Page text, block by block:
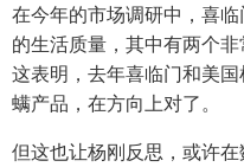
在今年的市场调研中，喜
的生活质量，其中有两个
这表明，去年喜临门和美
螨产品，在方向上对了。
但这也让杨刚反思，或许